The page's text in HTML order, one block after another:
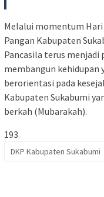
Melalui momentum Hari
Pangan Kabupaten
Pancasila terus menjadi
membangun kehidupan
berorientasi pada
Kabupaten Sukabumi
berkah (Mubarakah).
193
DKP Kabupaten Sukabumi